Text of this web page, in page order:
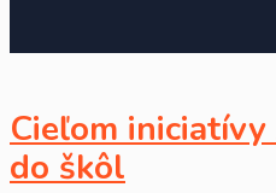
Cieľom
do škôl